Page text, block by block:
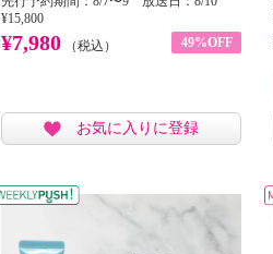
¥15,800
¥7,980 （税込） 49%OFF
お気に入りに登録